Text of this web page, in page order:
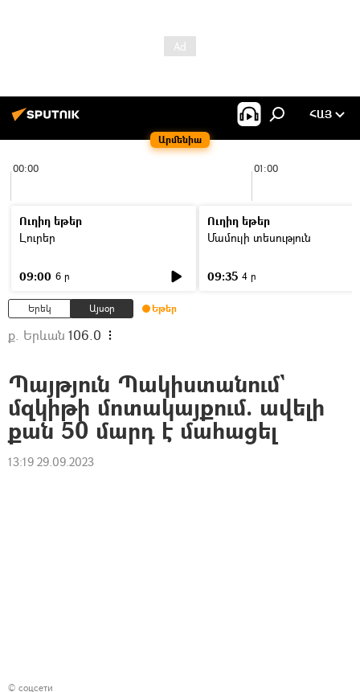
Արմենիա
ՀԱՅ
00:00 01:00
Ուղիղ եթեր
Լուրեր
09:00 6 ր
Ուղիղ եթեր
Մամուլի տեսություն
09:35 4 ր
Երեկ Այսօր Եթեր
ք. Երևան 106.0
Պայթյուն Պակիստանում`
մզկիթի մոտակայքում. ավելի
քան 50 մարդ է մահացել
13:19 29.09.2023
© соцсети